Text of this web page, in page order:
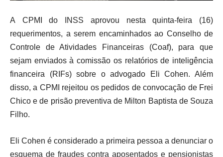
A CPMI do INSS aprovou nesta quinta-feira (16)
requerimentos, a serem encaminhados ao Conselho de
Controle de Atividades Financeiras (Coaf), para que
sejam enviados à comissão os relatórios de inteligência
financeira (RIFs) sobre o advogado Eli Cohen. Além
disso, a CPMI rejeitou os pedidos de convocação de Frei
Chico e de prisão preventiva de Milton Baptista de Souza
Filho.
Eli Cohen é considerado a primeira pessoa a denunciar o
esquema de fraudes contra aposentados e pensionistas